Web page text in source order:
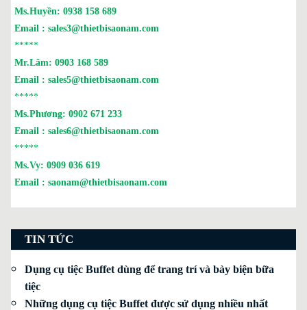
Ms.Huyền: 0938 158 689
Email : sales3@thietbisaonam.com
*****
Mr.Lâm: 0903 168 589
Email : sales5@thietbisaonam.com
*****
Ms.Phương: 0902 671 233
Email : sales6@thietbisaonam.com
*****
Ms.Vy: 0909 036 619
Email : saonam@thietbisaonam.com
TIN TỨC
Dụng cụ tiệc Buffet dùng để trang trí và bày biện bữa
tiệc
Những dụng cụ tiệc Buffet được sử dụng nhiều nhất